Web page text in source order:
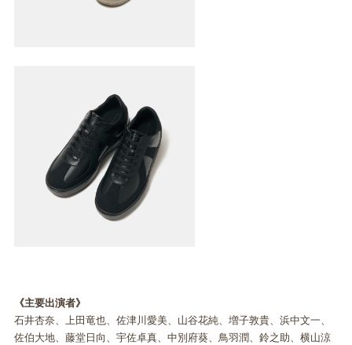
《主要出演者》
石井杏奈、上田竜也、佐津川愛美、山谷花純、増子敦貴、浜中文一、
佐伯大地、藤堂日向、宇佐卓真、中別府葵、鳥羽潤、鈴之助、横山涼